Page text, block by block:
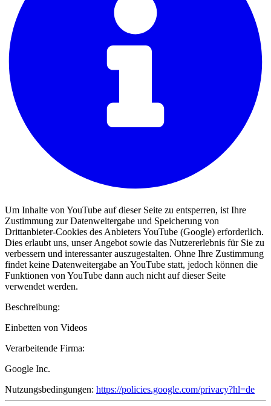
Um Inhalte von YouTube auf dieser Seite zu entsperren, ist Ihre
Zustimmung zur Datenweitergabe und Speicherung von
Drittanbieter-Cookies des Anbieters YouTube (Google) erforderlich.
Dies erlaubt uns, unser Angebot sowie das Nutzererlebnis für Sie zu
verbessern und interessanter auszugestalten. Ohne Ihre Zustimmung
findet keine Datenweitergabe an YouTube statt, jedoch können die
Funktionen von YouTube dann auch nicht auf dieser Seite
verwendet werden.
Beschreibung:
Einbetten von Videos
Verarbeitende Firma:
Google Inc.
Nutzungsbedingungen: https://policies.google.com/privacy?hl=de